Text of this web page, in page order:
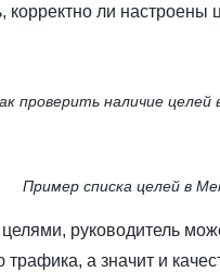
корректно ли настроены
проверить наличие
Пример списка целей в
руководитель
трафика, а значит и